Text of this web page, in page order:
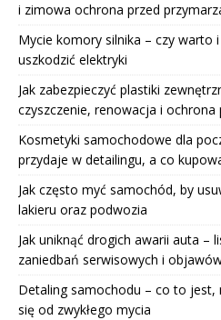
i zimowa ochrona przed
Mycie komory silnika – czy warto
uszkodzić elektryki
Jak zabezpieczyć plastiki
czyszczenie, renowacja i ochrona
Kosmetyki samochodowe dla
przydaje w detailingu, a co
Jak często myć samochód, by
lakieru oraz podwozia
Jak uniknąć drogich awarii auta –
zaniedbań serwisowych i
Detaling samochodu – co to jest,
się od zwykłego mycia